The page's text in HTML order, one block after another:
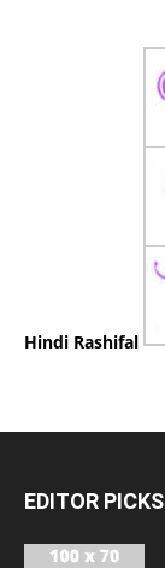
Hindi Rashifal
EDITOR PICKS